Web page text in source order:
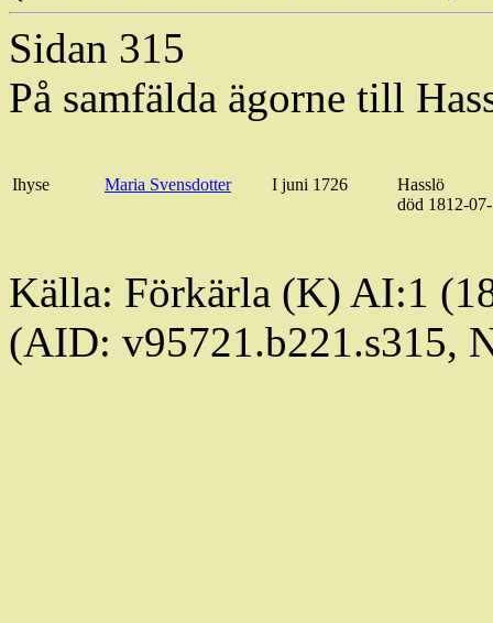
Sidan 315
På samfälda ägorne till
Ihyse Maria Svensdotter I juni 1726
Hasslö
död 1812-
Källa: Förkärla (K) AI:1
(AID: v95721.b221.s315,